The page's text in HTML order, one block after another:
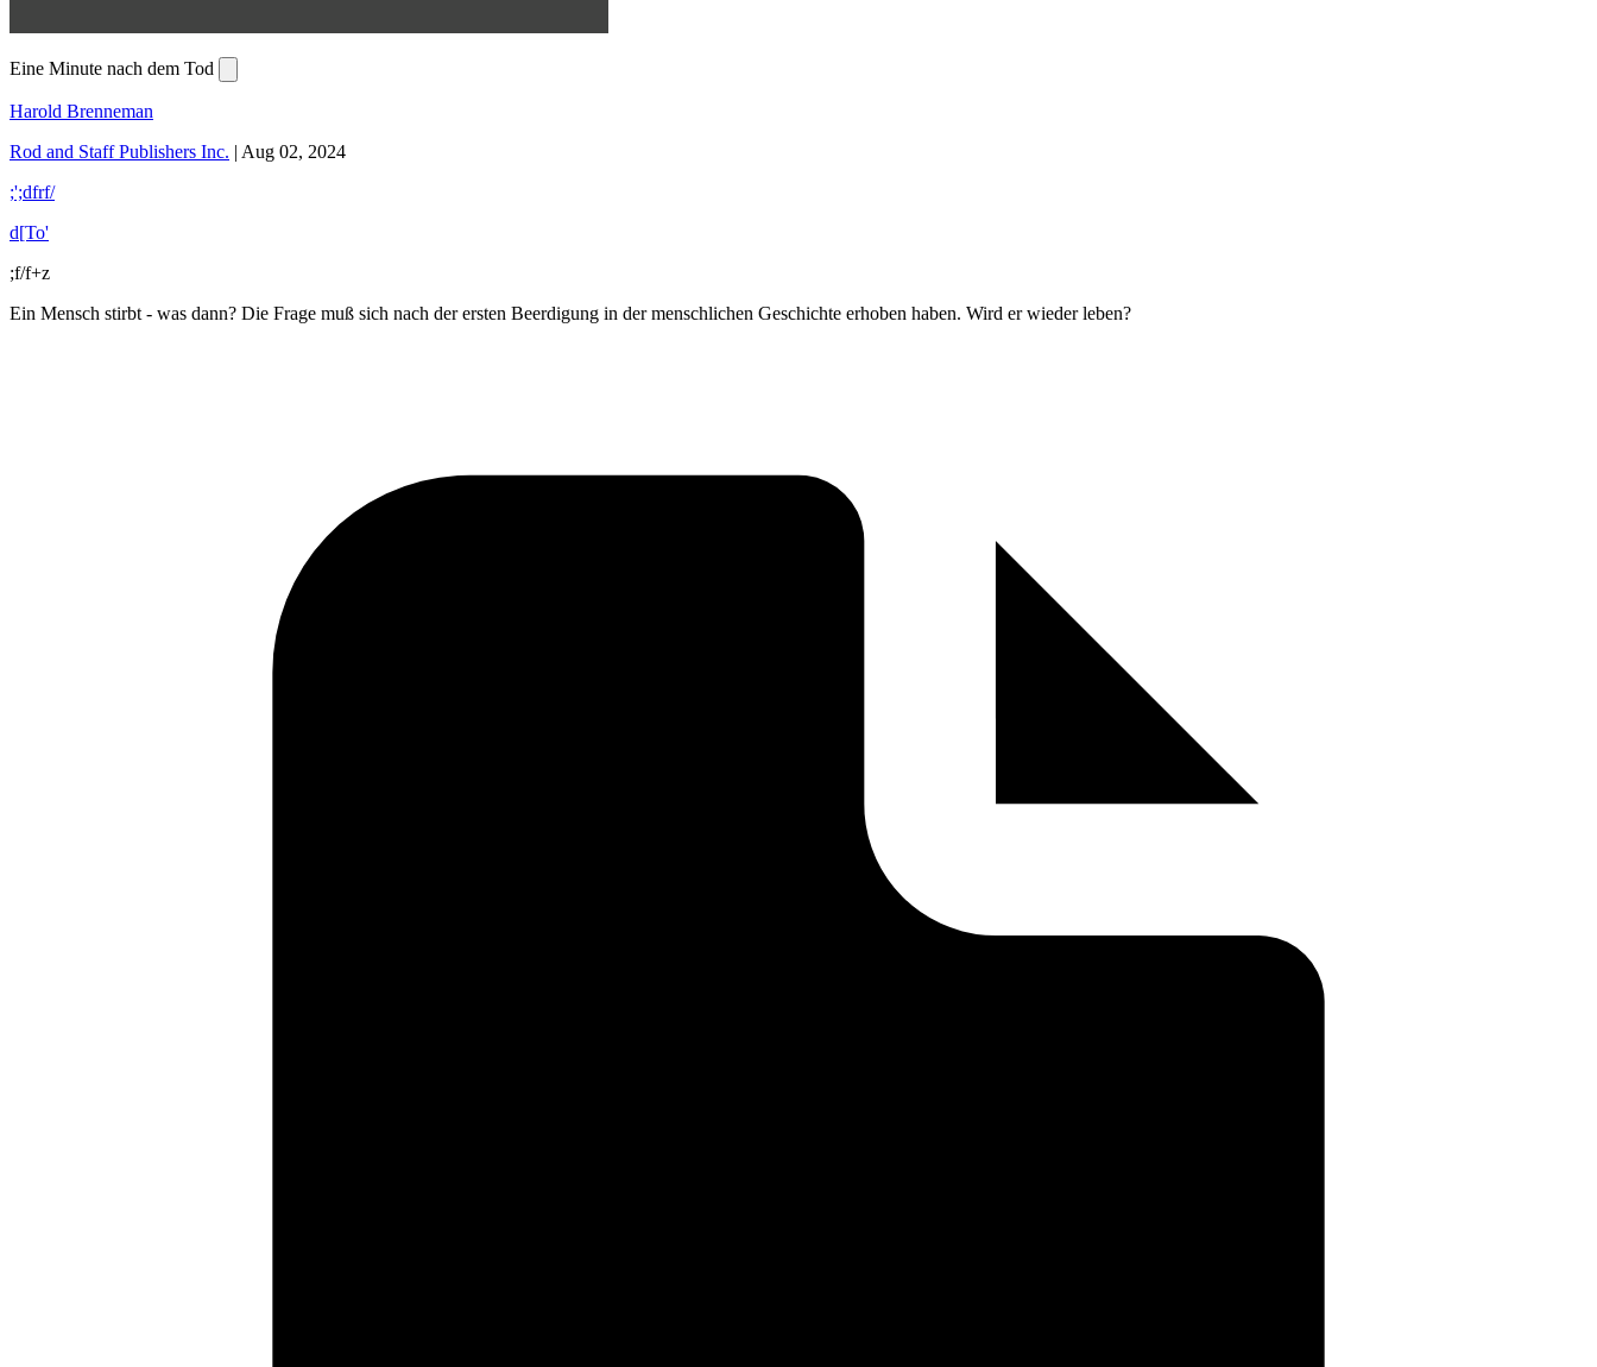
Eine Minute nach dem Tod
Harold Brenneman
Rod and Staff Publishers Inc. | Aug 02, 2024
;';dfrf/
d[To'
;f/f+z
Ein Mensch stirbt - was dann? Die Frage muß sich nach der ersten Beerdigung in der menschlichen Geschichte erhoben haben. Wird er wieder leben?